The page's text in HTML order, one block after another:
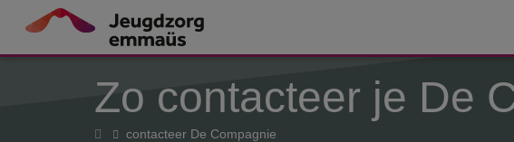
Overslaan en naar de inhoud gaan
Zo contacteer je De
Homecontacteer De Compagnie